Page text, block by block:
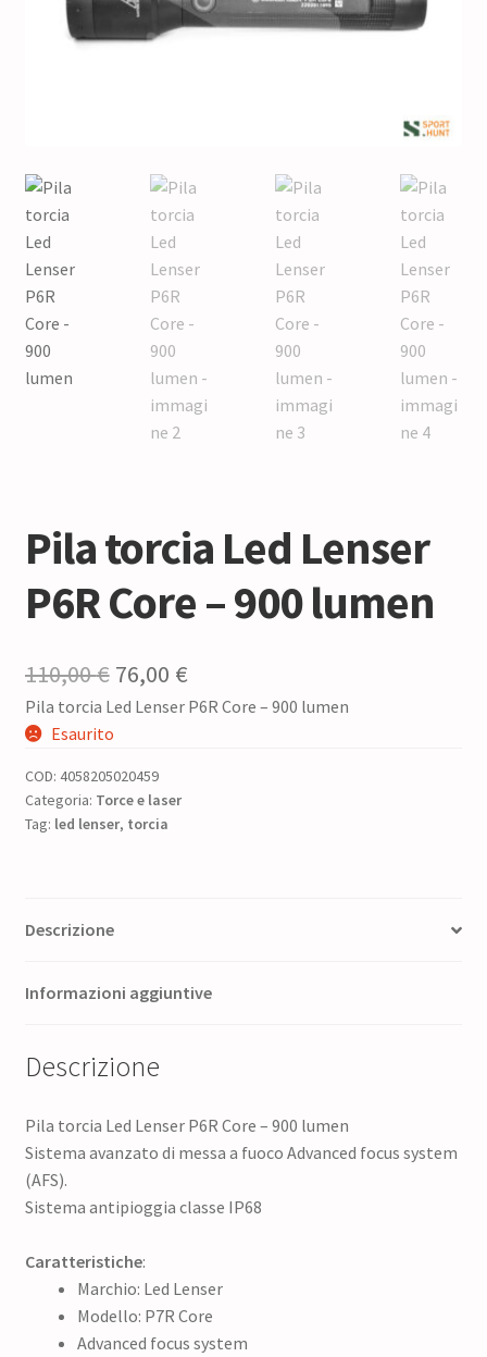
Pila torcia Led Lenser
P6R Core – 900 lumen
110,00€ Il
prezzo
era:
110,00 €.
76,00 €Il
prezzo
Pila torcia Led Lenser P6R Core – 900 lumen
Esaurito
COD: 4058205020459
Categoria: Torce e laser
Tag: led lenser, torcia
Descrizione
Informazioni aggiuntive
Descrizione
Pila torcia Led Lenser P6R Core – 900 lumen
Sistema avanzato di messa a fuoco Advanced focus system
(AFS).
Sistema antipioggia classe IP68
Caratteristiche:
Marchio: Led Lenser
Modello: P7R Core
Advanced focus system